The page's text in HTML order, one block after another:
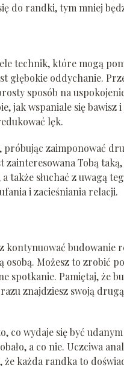
do randki, tym mniej
technik, które mogą
głębokie oddychanie.
sposób na
jak wspaniale się bawisz
lęk.
próbując zaimponować
Tobą taką,
także słuchać z uwagą
i zacieśniania relacji.
kontynuować budowanie
osobą. Możesz to zrobić
spotkanie. Pamiętaj, że
znajdziesz swoją drugą
co wydaje się być
a co nie. Uczciwa
że każda randka to